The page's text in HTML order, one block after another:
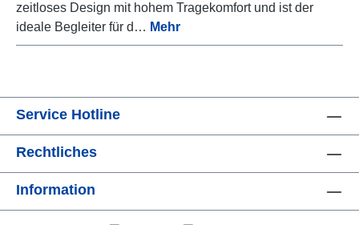
zeitloses Design mit hohem Tragekomfort und ist der
ideale Begleiter für d… Mehr
Service Hotline
Rechtliches
Information